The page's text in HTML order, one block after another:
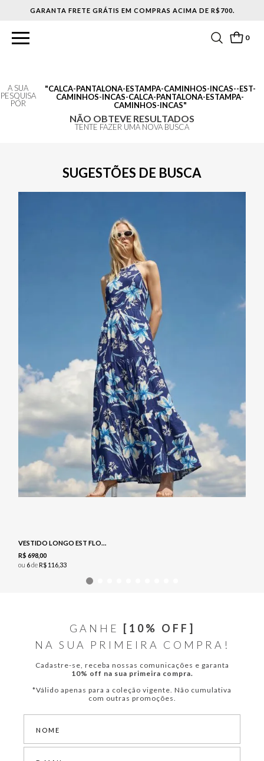
GARANTA FRETE GRÁTIS EM COMPRAS ACIMA DE R$700.
0
A SUA
PESQUISA
POR
CALCA-PANTALONA-ESTAMPA-CAMINHOS-INCAS--EST-
CAMINHOS-INCAS-CALCA-PANTALONA-ESTAMPA-
CAMINHOS-INCAS
NÃO OBTEVE RESULTADOS
TENTE FAZER UMA NOVA BUSCA
SUGESTÕES DE BUSCA
VESTIDO LONGO EST FLORAL - NAVY
R$ 69800
ou 6deR$ 11633
GANHE
[10% OFF]
NA SUA PRIMEIRA COMPRA!
Cadastre-se, receba nossas comunicações e garanta
10% off na sua primeira compra.
*Válido apenas para a coleção vigente. Não cumulativa
com outras promoções.